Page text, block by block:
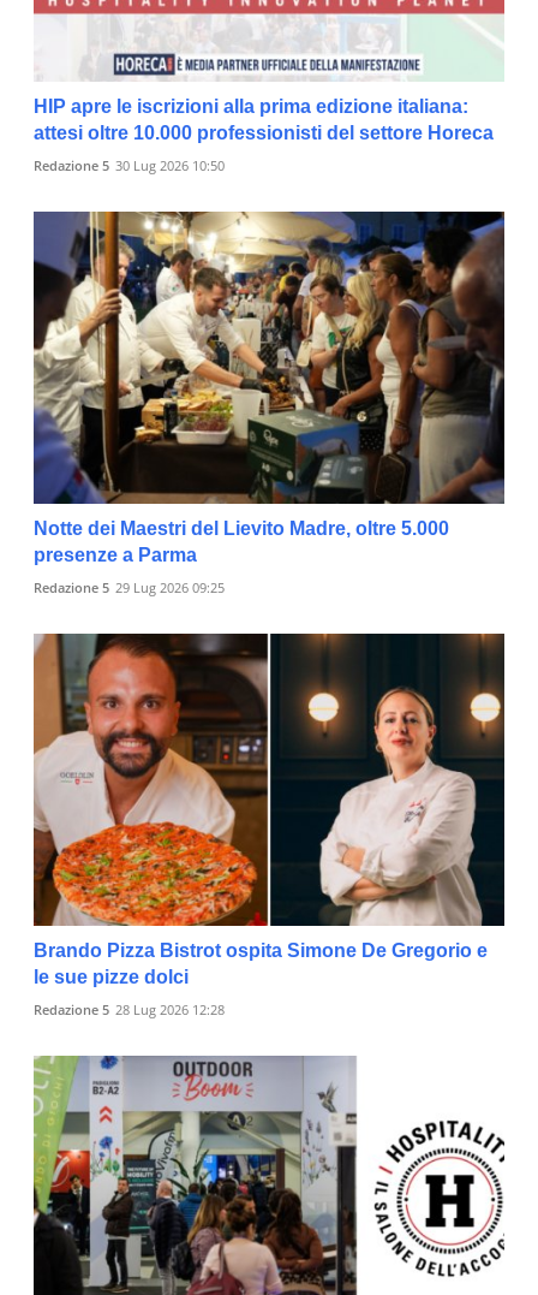
HIP apre le iscrizioni alla prima edizione italiana:
attesi oltre 10.000 professionisti del settore Horeca
Redazione 5 30 Lug 2026 10:50
Notte dei Maestri del Lievito Madre, oltre 5.000
presenze a Parma
Redazione 5 29 Lug 2026 09:25
Brando Pizza Bistrot ospita Simone De Gregorio e
le sue pizze dolci
Redazione 5 28 Lug 2026 12:28